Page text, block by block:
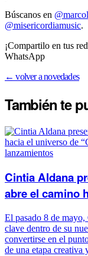
Búscanos en
@misericordiamusic.
¡Compartilo en tus
WhatsApp
← volver a novedades
También te
lanzamientos
Cintia Aldana
abre el camino
El pasado 8 de
clave dentro de su
convertirse en el
de una etapa creativa